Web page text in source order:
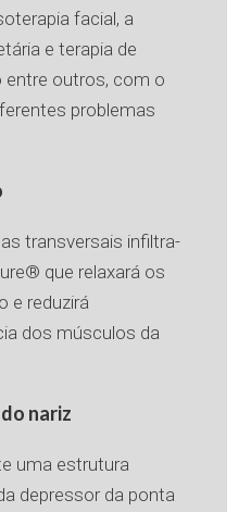
facial, a
e terapia de
entre outros, com o
problemas
transversais infiltra-
que relaxará os
e reduzirá
dos músculos da
nariz
uma estrutura
depressor da ponta